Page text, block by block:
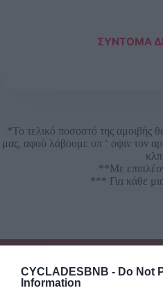
CYCLADESBNB - Do Not
Information
ΣΥΝΤΟΜΑ
*Το τελικό ποσοστό της αμοιβής
μας, αφού λάβουμε υπ ‘ οψιν τον
**Με
*** Για κάθε